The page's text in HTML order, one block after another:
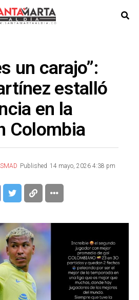
un carajo”:
estalló
en la
Colombia
Published 14 mayo, 2026 4:38 pm